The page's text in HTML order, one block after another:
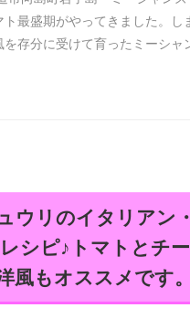
ト最盛期がやってきました。し
存分に受けて育ったミーシャ
ウリのイタリアン
シピ♪トマトとチ
風もオススメです。